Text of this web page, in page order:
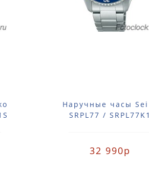
Наручные часы
SRPL77 /
32 990р